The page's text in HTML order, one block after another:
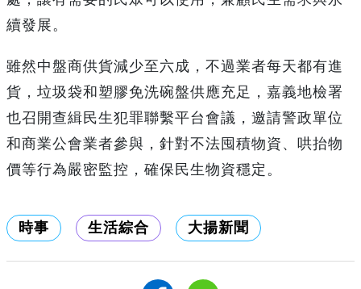
續發展。
雖然中盤商供貨減少至六成，不過業者每天都有進
貨，垃圾袋和塑膠免洗碗盤供應充足，嘉義地檢署
也召開查緝民生犯罪聯繫平台會議，邀請警政單位
和商業公會業者參與，針對不法囤積物資、哄抬物
價等行為嚴密監控，確保民生物資穩定。
時事 生活綜合 大揚新聞